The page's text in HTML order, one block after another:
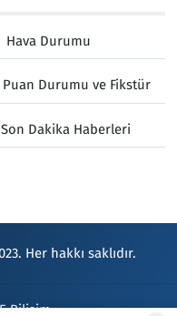
Hava Durumu
Puan Durumu ve Fikstür
Son Dakika Haberleri
Her hakkı saklıdır.
Bilişim